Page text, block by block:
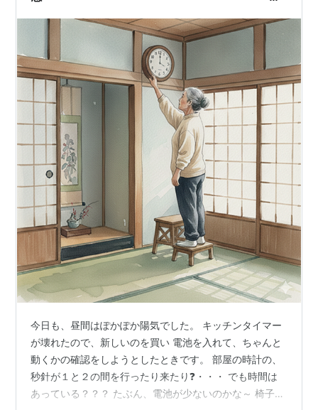
今日も、昼間はぽかぽか陽気でした。 キッチンタイマー
が壊れたので、新しいのを買い 電池を入れて、ちゃんと
動くかの確認をしようとしたときです。 部屋の時計の、
秒針が１と２の間を行ったり来たり❓・・・ でも時間は
あっている？？？ たぶん、電池が少ないのかな～ 椅子を